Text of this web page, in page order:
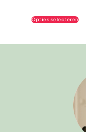
Opties selecteren